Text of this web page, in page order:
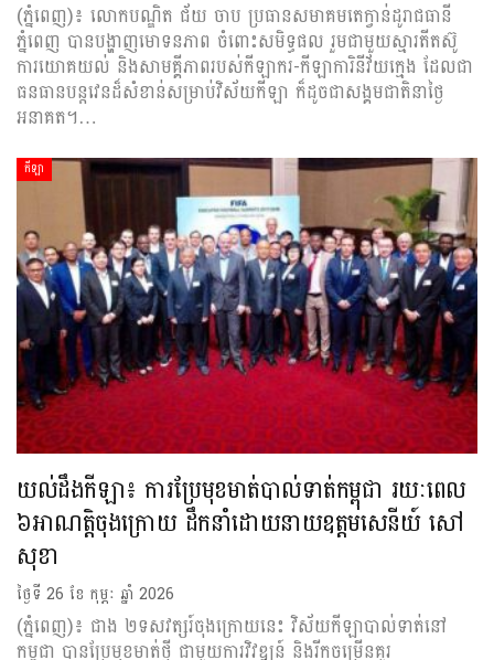
(ភ្នំពេញ)៖ លោកបណ្ឌិត ជ័យ ចាប ប្រធានសមាគមតេក្វាន់ដូរាជធានី
ភ្នំពេញ បានបង្ហាញមោទនភាព ចំពោះសមិទ្ធផល រួមជាមួយស្មារតីតស៊ូ
ការយោគយល់ និងសាមគ្គីភាពរបស់កីឡាករ-កីឡាការិនីវ័យក្មេង ដែលជា
ធនធានបន្ដវេនដ៏សំខាន់សម្រាប់វិស័យកីឡា ក៏ដូចជាសង្គមជាតិនាថ្ងៃ
អនាគត។…
កីឡា
យល់ដឹងកីឡា៖ ការប្រែមុខមាត់បាល់ទាត់កម្ពុជា រយៈពេល
៦អាណត្តិចុងក្រោយ ដឹកនាំដោយនាយឧត្តមសេនីយ៍ សៅ
សុខា
ថ្ងៃទី 26 ខែ កុម្ភៈ ឆ្នាំ 2026
(ភ្នំពេញ)៖ ជាង ២ទសវត្សរ៍ចុងក្រោយនេះ វិស័យកីឡាបាល់ទាត់នៅ
កម្ពុជា បានប្រែមុខមាត់ថ្មី ជាមួយការវិវឌ្ឍន៍ និងរីកចម្រើនគួរ